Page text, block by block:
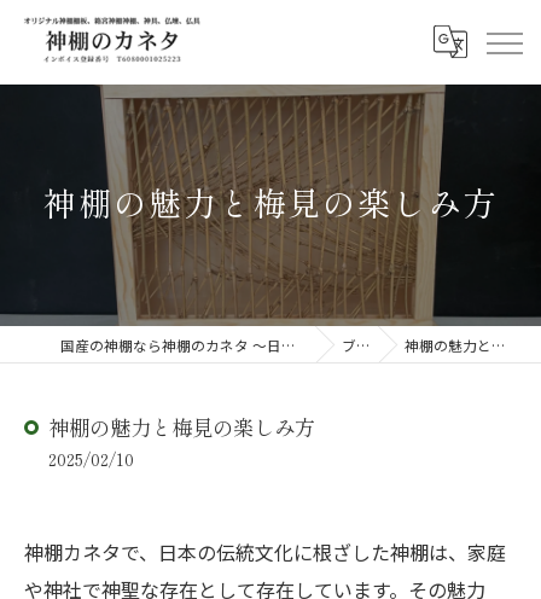
神棚の魅力と梅見の楽しみ方
国産の神棚なら神棚のカネタ ～日々のしあわせを感じる物を～ ブログ 神棚の魅力と梅見の楽しみ方
神棚の魅力と梅見の楽しみ方
2025/02/10
神棚カネタで、日本の伝統文化に根ざした神棚は、家庭
や神社で神聖な存在として存在しています。その魅力